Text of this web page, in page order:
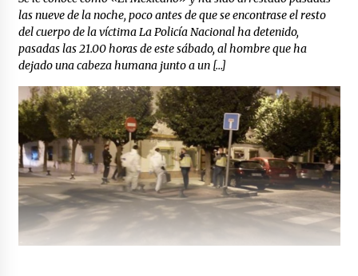
las nueve de la noche, poco antes de que se encontrase el resto
del cuerpo de la víctima La Policía Nacional ha detenido,
pasadas las 21.00 horas de este sábado, al hombre que ha
dejado una cabeza humana junto a un […]